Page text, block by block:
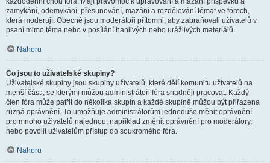
zamykání, odemykání, přesunování, mazání a rozdělování témat ve fórech,
která moderují. Obecně jsou moderátoři přítomni, aby zabraňovali uživatelů v
psaní mimo téma nebo v posílání hanlivých nebo urážlivých materiálů.
Nahoru
Co jsou to uživatelské skupiny?
Uživatelské skupiny jsou skupiny uživatelů, které dělí komunitu uživatelů na
menší části, se kterými můžou administrátoři fóra snadněji pracovat. Každý
člen fóra může patřit do několika skupin a každé skupině můžou být přiřazena
různá oprávnění. To umožňuje administrátorům jednoduše měnit oprávnění
pro mnoho uživatelů najednou, například změnit oprávnění pro moderátory,
nebo povolit uživatelům přístup do soukromého fóra.
Nahoru